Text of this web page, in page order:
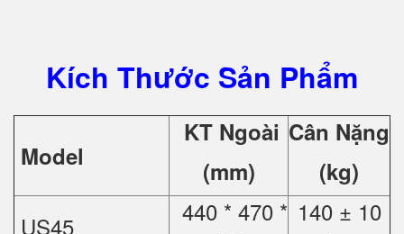
Kích Thước Sản Phẩm
Model
KT Ngoài
(mm)
Cân Nặng
(kg)
US45
440 * 470 * 140 ± 10